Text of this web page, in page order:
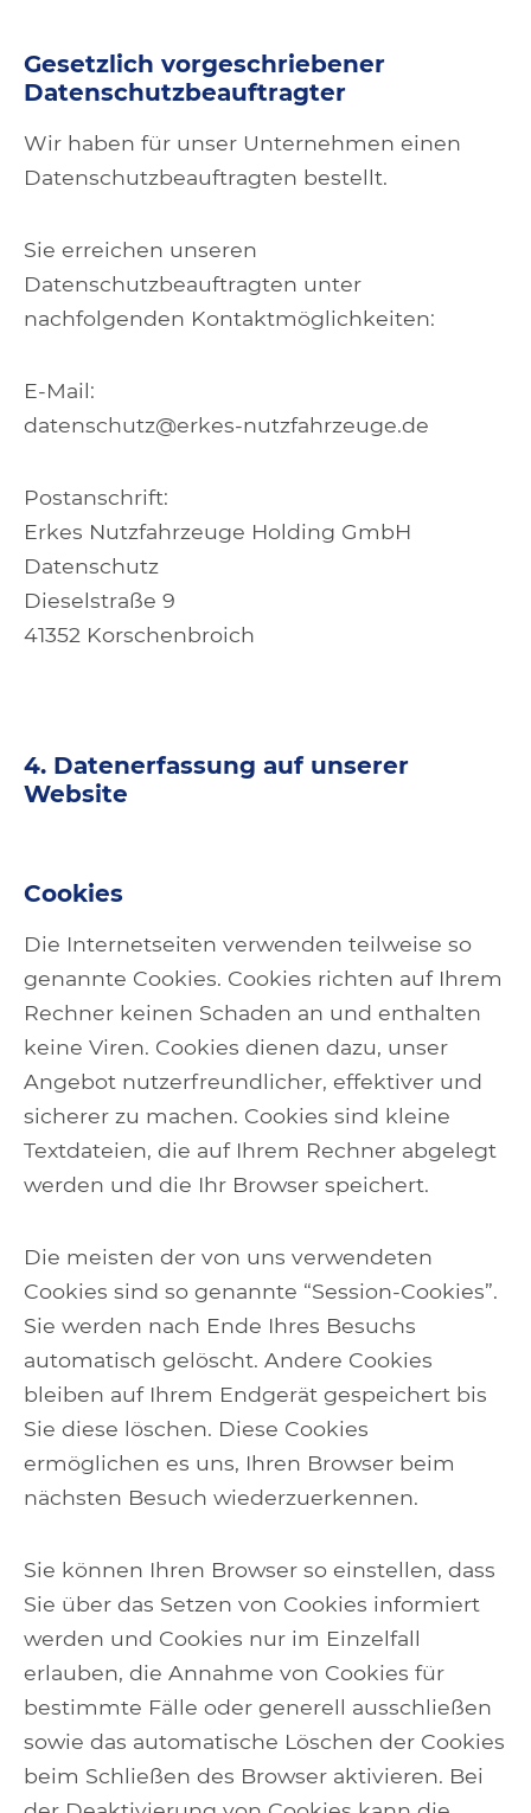
Gesetzlich vorgeschriebener
Datenschutzbeauftragter
Wir haben für unser Unternehmen einen
Datenschutzbeauftragten bestellt.
Sie erreichen unseren
Datenschutzbeauftragten unter
nachfolgenden Kontaktmöglichkeiten:
E-Mail:
datenschutz@erkes-nutzfahrzeuge.de
Postanschrift:
Erkes Nutzfahrzeuge Holding GmbH
Datenschutz
Dieselstraße 9
41352 Korschenbroich
4. Datenerfassung auf unserer
Website
Cookies
Die Internetseiten verwenden teilweise so
genannte Cookies. Cookies richten auf Ihrem
Rechner keinen Schaden an und enthalten
keine Viren. Cookies dienen dazu, unser
Angebot nutzerfreundlicher, effektiver und
sicherer zu machen. Cookies sind kleine
Textdateien, die auf Ihrem Rechner abgelegt
werden und die Ihr Browser speichert.
Die meisten der von uns verwendeten
Cookies sind so genannte “Session-Cookies”.
Sie werden nach Ende Ihres Besuchs
automatisch gelöscht. Andere Cookies
bleiben auf Ihrem Endgerät gespeichert bis
Sie diese löschen. Diese Cookies
ermöglichen es uns, Ihren Browser beim
nächsten Besuch wiederzuerkennen.
Sie können Ihren Browser so einstellen, dass
Sie über das Setzen von Cookies informiert
werden und Cookies nur im Einzelfall
erlauben, die Annahme von Cookies für
bestimmte Fälle oder generell ausschließen
sowie das automatische Löschen der Cookies
beim Schließen des Browser aktivieren. Bei